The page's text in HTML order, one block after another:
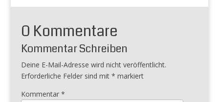
0 Kommentare
Kommentar Schreiben
Deine E-Mail-Adresse wird nicht veröffentlicht.
Erforderliche Felder sind mit * markiert
Kommentar *